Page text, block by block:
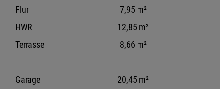
Flur
7,95 m²
HWR
12,85 m²
Terrasse
8,66 m²
Garage 20,45 m²